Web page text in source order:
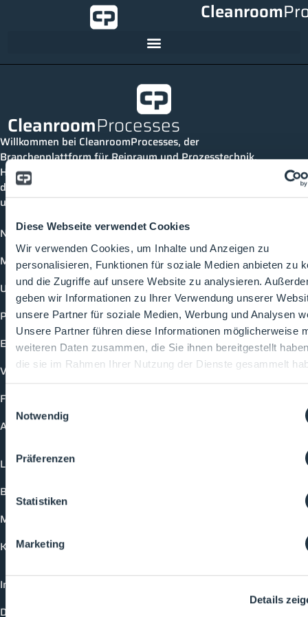
Diese Webseite verwendet Cookies
Wir verwenden Cookies, um Inhalte und Anzeigen zu
personalisieren, Funktionen für soziale Medien anbieten zu
und die Zugriffe auf unsere Website zu analysieren.
geben wir Informationen zu Ihrer Verwendung unserer
unsere Partner für soziale Medien, Werbung und Analysen
Unsere Partner führen diese Informationen möglicherweise
weiteren Daten zusammen, die Sie ihnen bereitgestellt
die sie im Rahmen Ihrer Nutzung der Dienste gesammelt
Einwilligungsauswahl
Notwendig
Präferenzen
Statistiken
Marketing
Details
Cleanroom
CleanroomProcesses
Willkommen bei CleanroomProcesses, der
Branchenplattform für Reinraum und Prozesstechnik.
Hier bleibst du immer auf dem neuesten Stand, kannst
dich mit anderen verknüpfen und alle relevanten Themen
und Events der Branche entdecken.
News
Mediathek
Unternehmen
Produkte
Events
Vorträge
Future-Faces
Academy
Login
Buchungsmöglichkeiten
Medienformate
Kontakt
Impressum
Datenschutzerklärung